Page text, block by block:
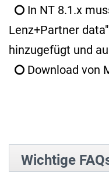
In NT 8.1.x
Lenz+Partner
hinzugefügt und
Download von
Wichtige